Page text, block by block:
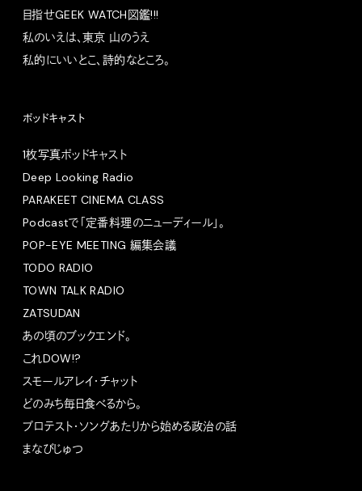
目指せGEEK WATCH図鑑!!!
私のいえは、東京 山のうえ
私的にいいとこ、詩的なところ。
ポッドキャスト
1枚写真ポッドキャスト
Deep Looking Radio
PARAKEET CINEMA CLASS
Podcastで「定番料理のニューディール」。
POP-EYE MEETING 編集会議
TODO RADIO
TOWN TALK RADIO
ZATSUDAN
あの頃のブックエンド。
これDOW!?
スモールアレイ・チャット
どのみち毎日食べるから。
プロテスト・ソングあたりから始める政治の話
まなびじゅつ